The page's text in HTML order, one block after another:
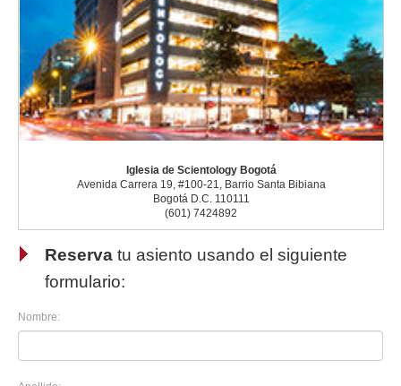
Iglesia de Scientology Bogotá
Avenida Carrera 19, #100-21, Barrio Santa Bibiana
Bogotá D.C. 110111
(601) 7424892
Reserva tu asiento usando el siguiente
formulario:
Nombre: